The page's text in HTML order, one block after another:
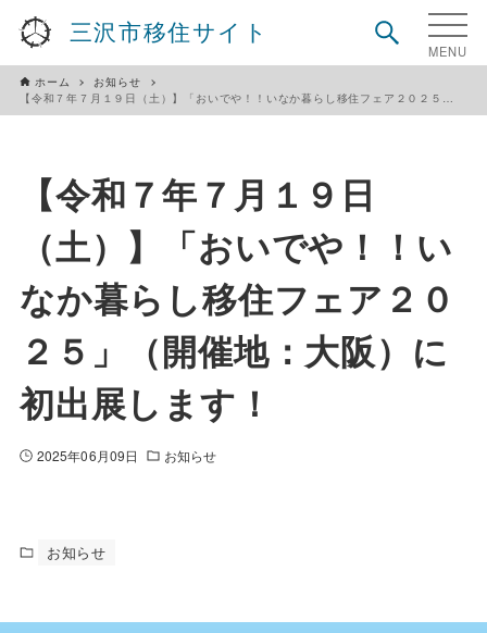
三沢市移住サイト
ホーム
お知らせ
【令和７年７月１９日（土）】「おいでや！！いなか暮らし移住フェア２０２５」（開催地：大阪）に初出展します！
【令和７年７月１９日
（土）】「おいでや！！い
なか暮らし移住フェア２０
２５」（開催地：大阪）に
初出展します！
2025年06月09日 お知らせ
お知らせ